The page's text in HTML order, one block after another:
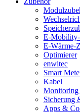
E-
E-Wärme-
Optimierer
enwitec
Smart
Kabel
Monitoring
Sicherung
Apps &